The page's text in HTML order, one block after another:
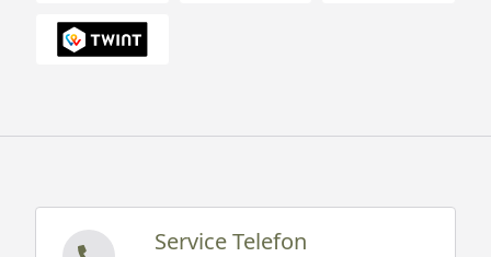
Service Telefon